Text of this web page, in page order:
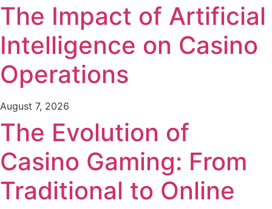
The Impact of Artificial
Intelligence on Casino
Operations
August 7, 2026
The Evolution of
Casino Gaming: From
Traditional to Online